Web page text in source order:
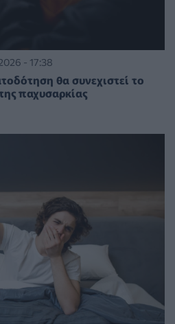
- 17:38
θα συνεχιστεί το
παχυσαρκίας